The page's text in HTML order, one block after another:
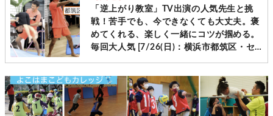
「逆上がり教室」TV出演の人気先生と挑
戦！苦手でも、今できなくても大丈夫。褒
めてくれる、楽しく一緒にコツが掴める。
毎回大人気 [7/26(日)：横浜市都筑区・セ